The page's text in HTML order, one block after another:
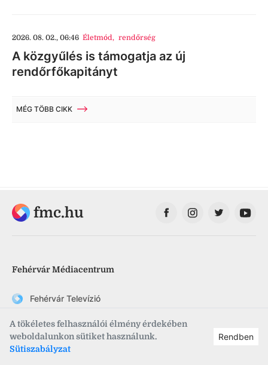
A tökéletes felhasználói élmény érdekében
weboldalunkon sütiket használunk.
Sütiszabályzat
Rendben
2026. 08. 02., 06:46 Életmód, rendőrség
A közgyűlés is támogatja az új
rendőrfőkapitányt
MÉG TÖBB CIKK
fmc.hu
Fehérvár Médiacentrum
Fehérvár Televízió
Vörösmarty Rádió
FehérVár hetilap